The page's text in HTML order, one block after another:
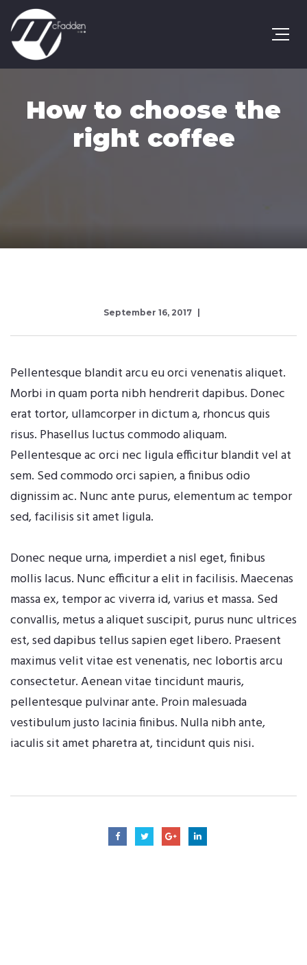
How to choose the
right coffee
September 16, 2017
Pellentesque blandit arcu eu orci venenatis aliquet.
Morbi in quam porta nibh hendrerit dapibus. Donec
erat tortor, ullamcorper in dictum a, rhoncus quis
risus. Phasellus luctus commodo aliquam.
Pellentesque ac orci nec ligula efficitur blandit vel at
sem. Sed commodo orci sapien, a finibus odio
dignissim ac. Nunc ante purus, elementum ac tempor
sed, facilisis sit amet ligula.
Donec neque urna, imperdiet a nisl eget, finibus
mollis lacus. Nunc efficitur a elit in facilisis. Maecenas
massa ex, tempor ac viverra id, varius et massa. Sed
convallis, metus a aliquet suscipit, purus nunc ultrices
est, sed dapibus tellus sapien eget libero. Praesent
maximus velit vitae est venenatis, nec lobortis arcu
consectetur. Aenean vitae tincidunt mauris,
pellentesque pulvinar ante. Proin malesuada
vestibulum justo lacinia finibus. Nulla nibh ante,
iaculis sit amet pharetra at, tincidunt quis nisi.